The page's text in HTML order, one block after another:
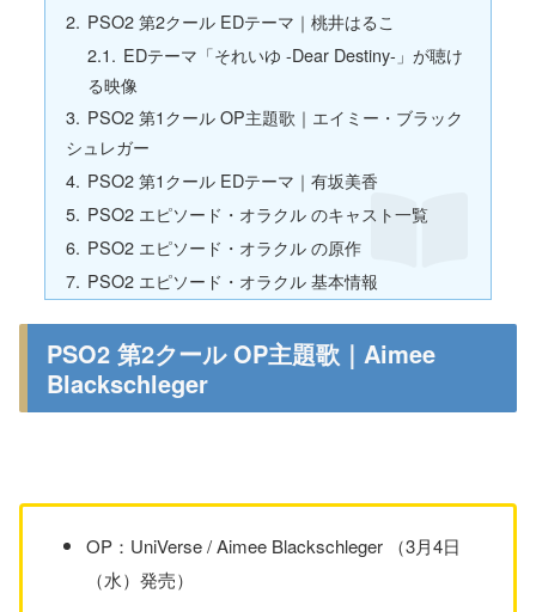
PSO2 第2クール EDテーマ｜桃井はるこ
EDテーマ「それいゆ -Dear Destiny-」が聴け
る映像
PSO2 第1クール OP主題歌｜エイミー・ブラック
シュレガー
PSO2 第1クール EDテーマ｜有坂美香
PSO2 エピソード・オラクル のキャスト一覧
PSO2 エピソード・オラクル の原作
PSO2 エピソード・オラクル 基本情報
PSO2 第2クール OP主題歌｜Aimee
Blackschleger
OP：UniVerse / Aimee Blackschleger （3月4日
（水）発売）